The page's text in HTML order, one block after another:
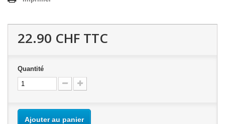
22.90 CHF TTC
Quantité
Ajouter au panier